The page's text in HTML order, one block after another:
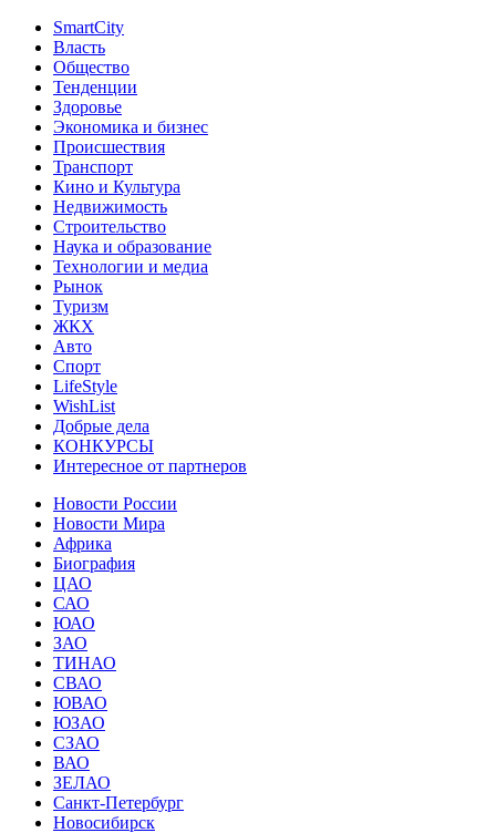
SmartCity
Власть
Общество
Тенденции
Здоровье
Экономика и бизнес
Происшествия
Транспорт
Кино и Культура
Недвижимость
Строительство
Наука и образование
Технологии и медиа
Рынок
Туризм
ЖКХ
Авто
Спорт
LifeStyle
WishList
Добрые дела
КОНКУРСЫ
Интересное от партнеров
Новости России
Новости Мира
Африка
Биография
ЦАО
САО
ЮАО
ЗАО
ТИНАО
СВАО
ЮВАО
ЮЗАО
СЗАО
ВАО
ЗЕЛАО
Санкт-Петербург
Новосибирск